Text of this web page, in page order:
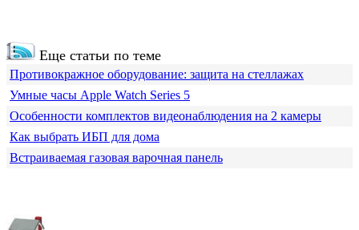
Еще статьи по теме
Противокражное оборудование: защита на стеллажах
Умные часы Apple Watch Series 5
Особенности комплектов видеонаблюдения на 2 камеры
Как выбрать ИБП для дома
Встраиваемая газовая варочная панель